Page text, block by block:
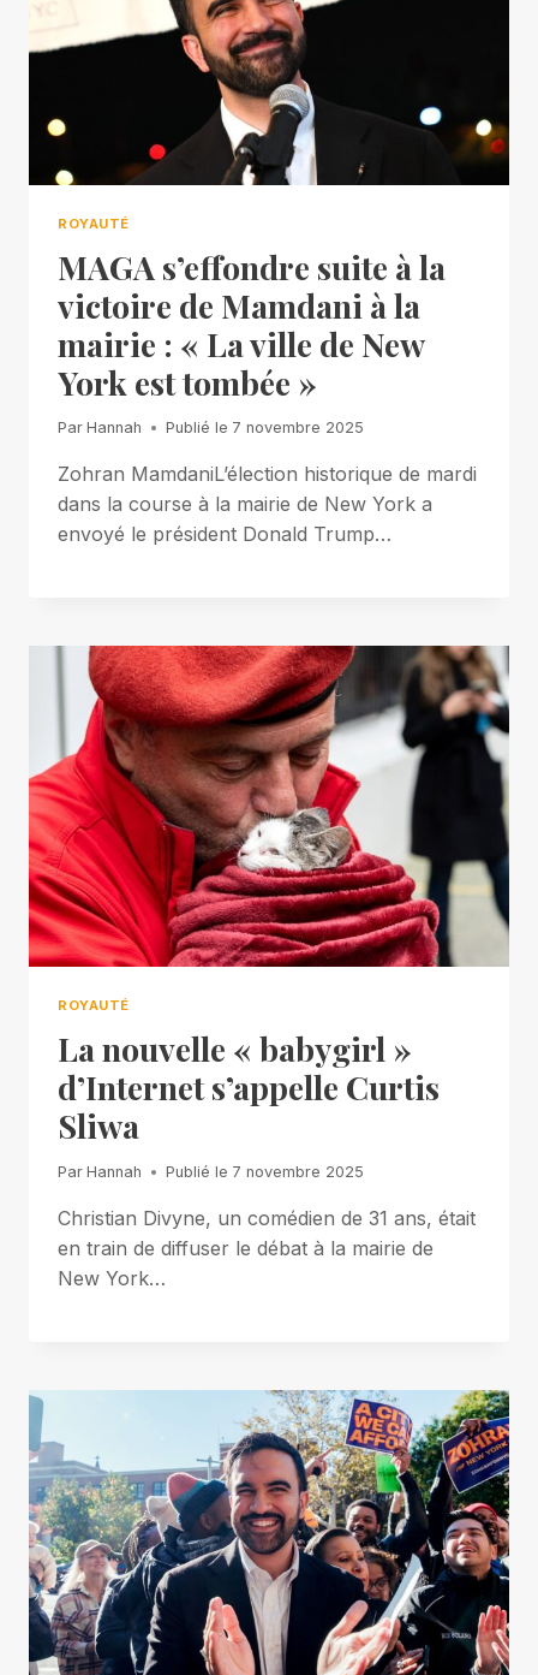
ROYAUTÉ
MAGA s’effondre suite à la
victoire de Mamdani à la
mairie : « La ville de New
York est tombée »
Par Hannah Publié le 7 novembre 2025
Zohran MamdaniL’élection historique de mardi
dans la course à la mairie de New York a
envoyé le président Donald Trump…
ROYAUTÉ
La nouvelle « babygirl »
d’Internet s’appelle Curtis
Sliwa
Par Hannah Publié le 7 novembre 2025
Christian Divyne, un comédien de 31 ans, était
en train de diffuser le débat à la mairie de
New York…